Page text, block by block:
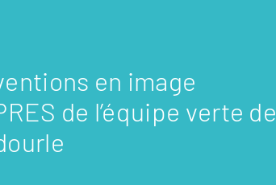
en image
de l’équipe verte de